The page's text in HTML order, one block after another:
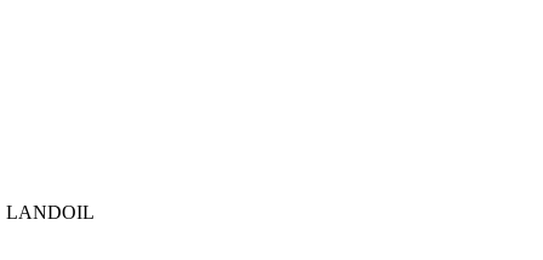
LANDOIL